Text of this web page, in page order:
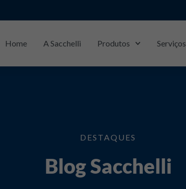
Home A Sacchelli Produtos Serviços
DESTAQUES
Blog Sacchelli